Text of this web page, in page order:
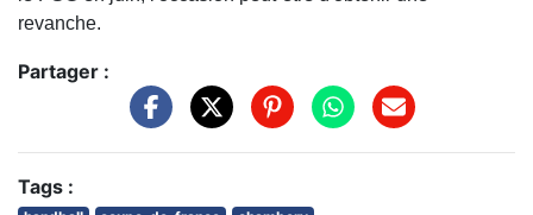
revanche.
Partager :
Tags :